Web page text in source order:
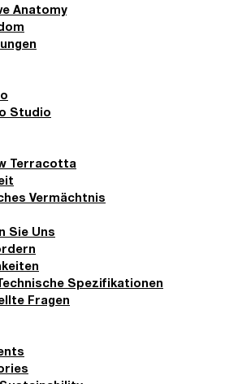
Anatomy
Studio
Terracotta
Vermächtnis
Sie Uns
Spezifikationen
Fragen